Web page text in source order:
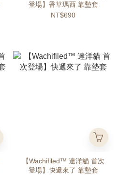
登場】香草瑪西 靠墊套
NT$690
【Wachifiled™ 達洋貓 首次
登場】快遞來了 靠墊套